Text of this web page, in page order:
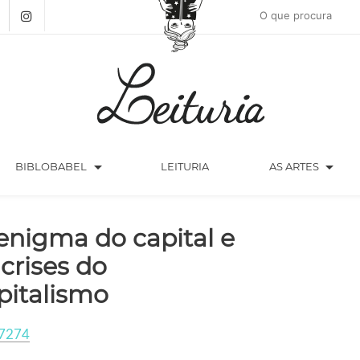
BIBLOBABEL arrow_drop_down LEITURIA AS ARTES arrow_drop_down
do capital e
do